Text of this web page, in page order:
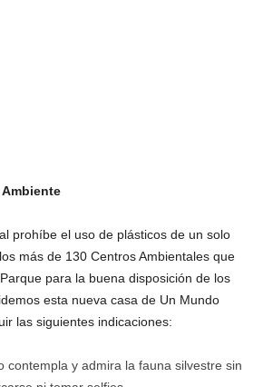
prohíbe el uso de plásticos de un solo
más de 130 Centros Ambientales que
para la buena disposición de los
esta nueva casa de Un Mundo
las siguientes indicaciones:
contempla y admira la fauna silvestre sin